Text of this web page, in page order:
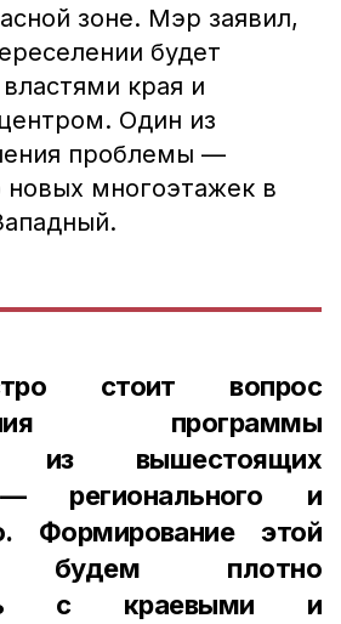
зоне. Мэр заявил,
будет
края и
Один из
проблемы —
новых многоэтажек в
стоит вопрос
программы
из вышестоящих
регионального и
Формирование этой
будем плотно
с краевыми и